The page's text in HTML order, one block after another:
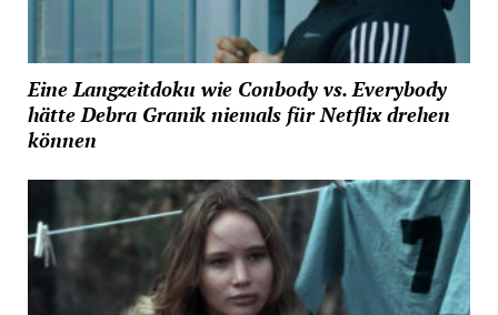
Eine Langzeitdoku wie Conbody vs. Everybody
hätte Debra Granik niemals für Netflix drehen
können